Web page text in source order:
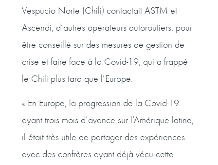
Vespucio Norte (Chili) contactait ASTM et
Ascendi, d’autres opérateurs autoroutiers, pour
être conseillé sur des mesures de gestion de
crise et faire face à la Covid-19, qui a frappé
le Chili plus tard que l’Europe.
« En Europe, la progression de la Covid-19
ayant trois mois d’avance sur l’Amérique latine,
il était très utile de partager des expériences
avec des confrères ayant déjà vécu cette